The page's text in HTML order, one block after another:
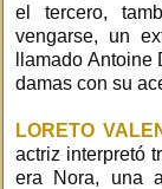
el tercero,
vengarse, un
llamado
damas con su
LORETO
actriz interpretó
era Nora, una